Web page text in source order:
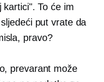
kartici". To će im
put vrate da
pravo?
prevarant može